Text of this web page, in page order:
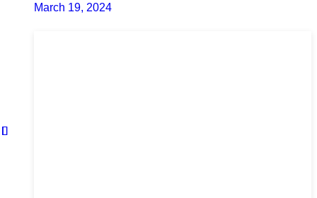
March 19, 2024